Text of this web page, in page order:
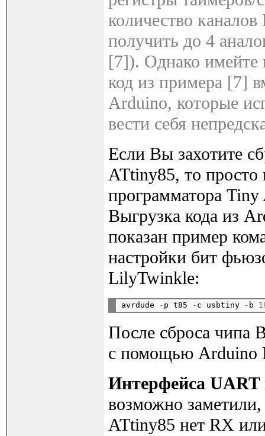
количество
получить до 4
[7]). Однако имейте
код из примера [7]
Arduino, которые
вести себя
Если Вы захотите
ATtiny85, то просто
программатора
Выгрузка кода из
показан пример
настройки бит
LilyTwinkle:
avrdude - p t85 - c usbtiny - b
После сброса чипа
с помощью Arduino
Интерфейса UART
возможно
ATtiny85 нет RX